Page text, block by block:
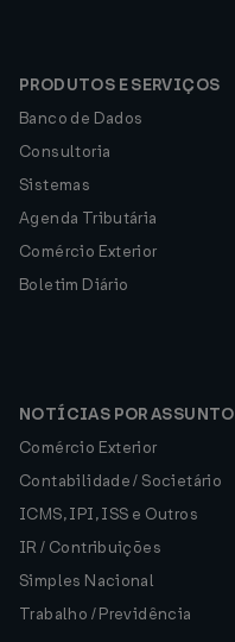
PRODUTOS E SERVIÇOS
Banco de Dados
Consultoria
Sistemas
Agenda Tributária
Comércio Exterior
Boletim Diário
NOTÍCIAS POR ASSUNTO
Comércio Exterior
Contabilidade / Societário
ICMS, IPI, ISS e Outros
IR / Contribuições
Simples Nacional
Trabalho / Previdência